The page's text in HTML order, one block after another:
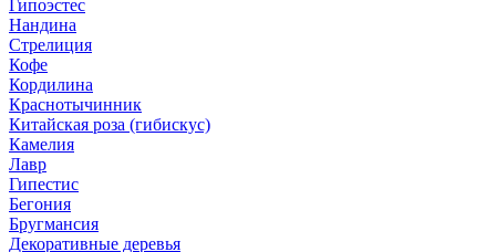
Гипоэстес
Нандина
Стрелиция
Кофе
Кордилина
Краснотычинник
Китайская роза (гибискус)
Камелия
Лавр
Гипестис
Бегония
Бругмансия
Декоративные деревья